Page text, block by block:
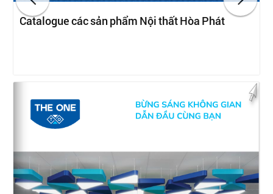
Catalogue các sản phẩm Nội thất Hòa Phát